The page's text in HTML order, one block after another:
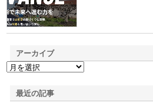
アーカイブ
最近の記事